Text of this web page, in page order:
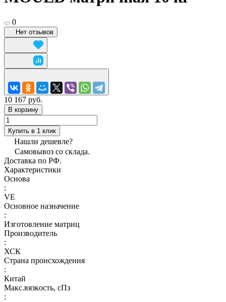
0
Нет отзывов
10 167 руб.
В корзину
Купить в 1 клик
Нашли дешевле?
Самовывоз со склада.
Доставка по РФ.
Характеристики
Основа
:
VE
Основное назначение
:
Изготовление матриц
Производитель
:
ХСК
Страна происхождения
:
Китай
Макс.вязкoсть, сПз
: